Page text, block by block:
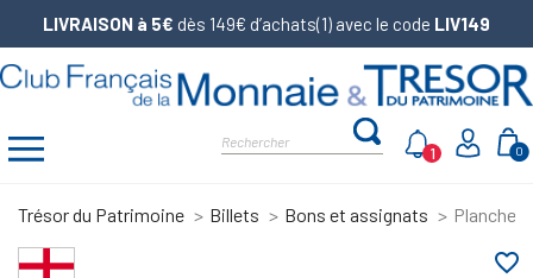
LIVRAISON à 5€ dès 149€ d’achats(1) avec le code LIV149
0
1
Trésor du Patrimoine Billets Bons et assignats Planche
favorite_border